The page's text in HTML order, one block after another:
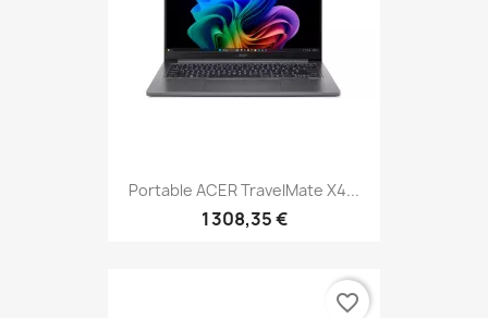
Portable ACER TravelMate X4...
1 308,35 €
favorite_border